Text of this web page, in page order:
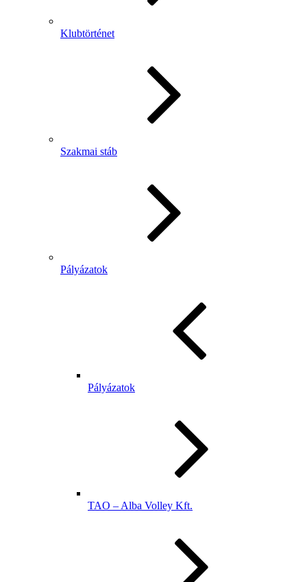
Klubtörténet
Szakmai stáb
Pályázatok
Pályázatok
TAO – Alba Volley Kft.